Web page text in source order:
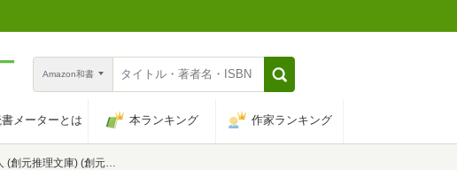
Amazon和書
メーターとは 本ランキング 作家ランキング
理文庫) (創元推理文庫 M し 4-1)